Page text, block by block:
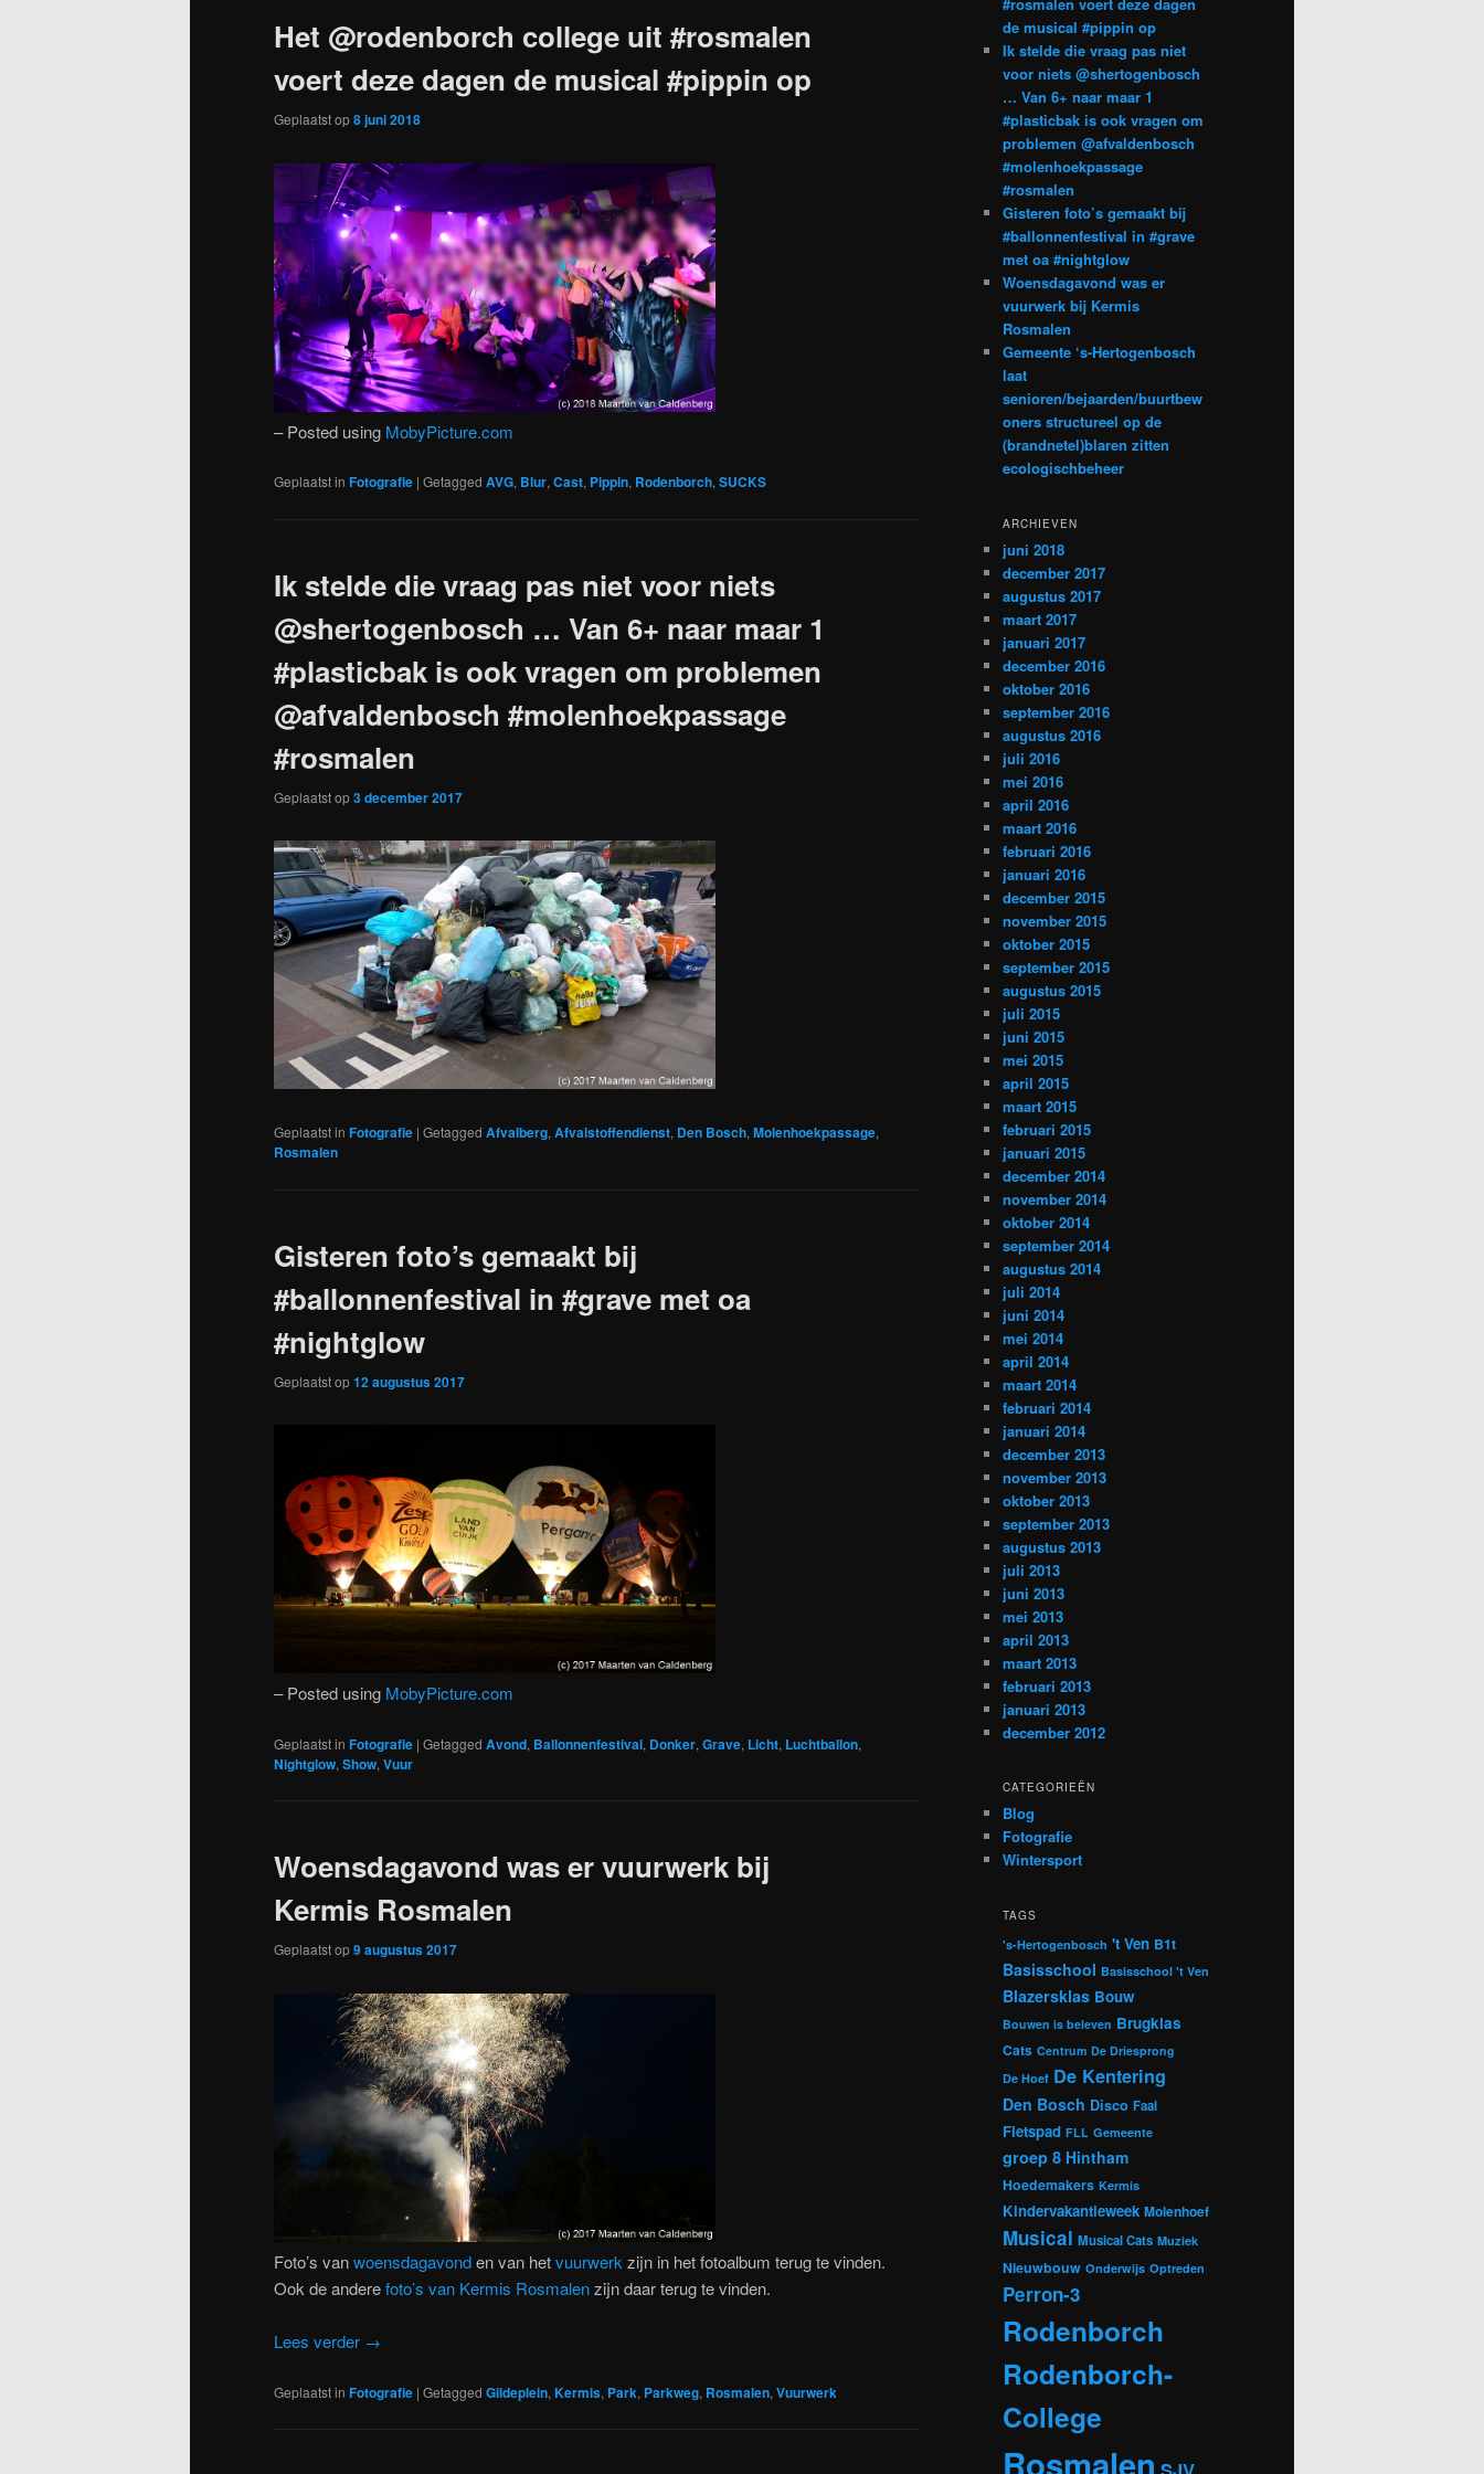
Het @rodenborch college uit #rosmalen
voert deze dagen de musical #pippin op
Geplaatst op8 juni 2018
– Posted using MobyPicture.com
Geplaatst in Fotografie | Getagged AVG, Blur, Cast, Pippin, Rodenborch, SUCKS
Ik stelde die vraag pas niet voor niets
@shertogenbosch … Van 6+ naar maar 1
#plasticbak is ook vragen om problemen
@afvaldenbosch #molenhoekpassage
#rosmalen
Geplaatst op3 december 2017
Geplaatst in Fotografie | Getagged Afvalberg,Afvalstoffendienst, Den Bosch,Molenhoekpassage,
Rosmalen
Gisteren foto’s gemaakt bij
#ballonnenfestival in #grave met oa
#nightglow
Geplaatst op12 augustus 2017
– Posted using MobyPicture.com
Geplaatst in Fotografie | Getagged Avond, Ballonnenfestival, Donker, Grave, Licht, Luchtballon,
Nightglow, Show, Vuur
Woensdagavond was er vuurwerk bij
Kermis Rosmalen
Geplaatst op9 augustus 2017
Foto’s vanwoensdagavonden van hetvuurwerk zijn in het fotoalbum terug te vinden.
Ook de anderefoto’s van Kermis Rosmalenzijn daar terug te vinden.
Lees verder →
Geplaatst in Fotografie | Getagged Gildeplein, Kermis, Park, Parkweg, Rosmalen, Vuurwerk
#rosmalen voert deze dagen
de musical #pippin op
Ik stelde die vraag pas niet
voor niets @shertogenbosch
… Van 6+ naar maar 1
#plasticbak is ook vragen om
problemen @afvaldenbosch
#molenhoekpassage
#rosmalen
Gisteren foto’s gemaakt bij
#ballonnenfestival in #grave
met oa #nightglow
Woensdagavond was er
vuurwerk bij Kermis
Rosmalen
Gemeente ‘s-Hertogenbosch
laat
senioren/bejaarden/buurtbew
oners structureel op de
(brandnetel)blaren zitten
ecologischbeheer
ARCHIEVEN
juni 2018
december 2017
augustus 2017
maart 2017
januari 2017
december 2016
oktober 2016
september 2016
augustus 2016
juli 2016
mei 2016
april 2016
maart 2016
februari 2016
januari 2016
december 2015
november 2015
oktober 2015
september 2015
augustus 2015
juli 2015
juni 2015
mei 2015
april 2015
maart 2015
februari 2015
januari 2015
december 2014
november 2014
oktober 2014
september 2014
augustus 2014
juli 2014
juni 2014
mei 2014
april 2014
maart 2014
februari 2014
januari 2014
december 2013
november 2013
oktober 2013
september 2013
augustus 2013
juli 2013
juni 2013
mei 2013
april 2013
maart 2013
februari 2013
januari 2013
december 2012
CATEGORIEËN
Blog
Fotografie
Wintersport
TAGS
's-Hertogenbosch 't Ven B1t
Basisschool Basisschool 't Ven
Blazersklas Bouw
Bouwen is beleven Brugklas
Cats Centrum De Driesprong
De Hoef De Kentering
Den Bosch Disco Faal
Fietspad FLL Gemeente
groep 8 Hintham
Hoedemakers Kermis
Kindervakantieweek Molenhoef
Musical Musical Cats Muziek
Nieuwbouw Onderwijs Optreden
Perron-3
Rodenborch
Rodenborch-
College
Rosmalen